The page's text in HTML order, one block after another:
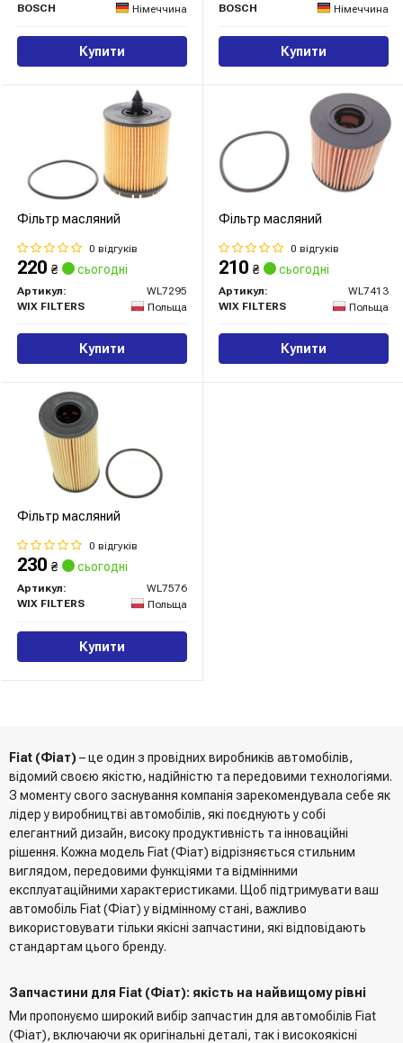
BOSCH
Німеччина
Купити
BOSCH
Німеччина
Купити
Фільтр масляний
0 відгуків
220 ₴ сьогодні
Артикул:
WL7295
WIX FILTERS
Польща
Купити
Фільтр масляний
0 відгуків
210 ₴ сьогодні
Артикул:
WL7413
WIX FILTERS
Польща
Купити
Фільтр масляний
0 відгуків
230 ₴ сьогодні
Артикул:
WL7576
WIX FILTERS
Польща
Купити
Fiat (Фіат) – це один з провідних виробників автомобілів,
відомий своєю якістю, надійністю та передовими технологіями.
З моменту свого заснування компанія зарекомендувала себе як
лідер у виробництві автомобілів, які поєднують у собі
елегантний дизайн, високу продуктивність та інноваційні
рішення. Кожна модель Fiat (Фіат) відрізняється стильним
виглядом, передовими функціями та відмінними
експлуатаційними характеристиками. Щоб підтримувати ваш
автомобіль Fiat (Фіат) у відмінному стані, важливо
використовувати тільки якісні запчастини, які відповідають
стандартам цього бренду.
Запчастини для Fiat (Фіат): якість на найвищому рівні
Ми пропонуємо широкий вибір запчастин для автомобілів Fiat
(Фіат), включаючи як оригінальні деталі, так і високоякісні